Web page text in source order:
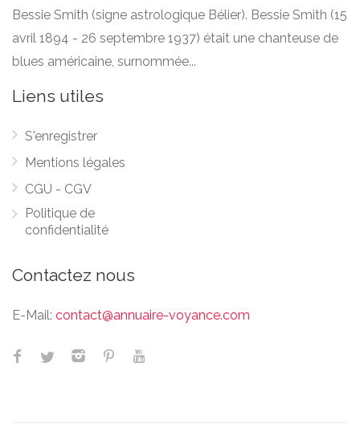
Bessie Smith (signe astrologique Bélier). Bessie Smith (15
avril 1894 - 26 septembre 1937) était une chanteuse de
blues américaine, surnommée...
Liens utiles
S'enregistrer
Mentions légales
CGU - CGV
Politique de
confidentialité
Contactez nous
E-Mail: contact@annuaire-voyance.com